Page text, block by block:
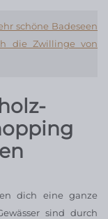
schöne Badeseen
die Zwillinge von
dich eine ganze
sind durch